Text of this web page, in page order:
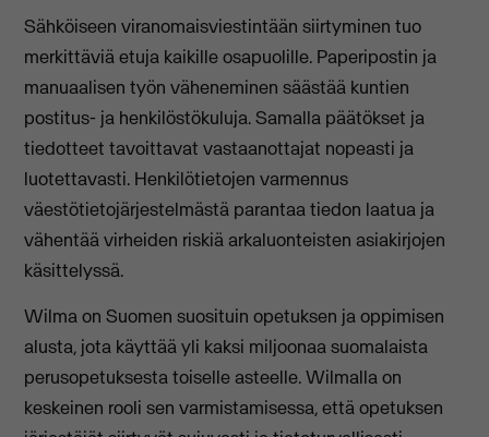
Sähköiseen viranomaisviestintään siirtyminen tuo
merkittäviä etuja kaikille osapuolille. Paperipostin ja
manuaalisen työn väheneminen säästää kuntien
postitus- ja henkilöstökuluja. Samalla päätökset ja
tiedotteet tavoittavat vastaanottajat nopeasti ja
luotettavasti. Henkilötietojen varmennus
väestötietojärjestelmästä parantaa tiedon laatua ja
vähentää virheiden riskiä arkaluonteisten asiakirjojen
käsittelyssä.
Wilma on Suomen suosituin opetuksen ja oppimisen
alusta, jota käyttää yli kaksi miljoonaa suomalaista
perusopetuksesta toiselle asteelle. Wilmalla on
keskeinen rooli sen varmistamisessa, että opetuksen